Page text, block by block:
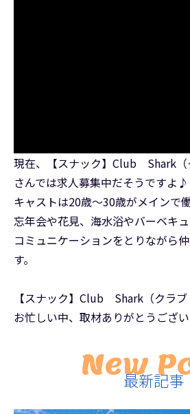
現在、【スナック】Club Shark（
さんでは求人募集中だそうですよ♪
キャストは20歳～30歳がメインで
忘年会や花見、海水浴やバーベキ
コミュニケーションをとりながら
す。
【スナック】Club Shark（クラ
お忙しい中、取材ありがとうござい
New最新記事